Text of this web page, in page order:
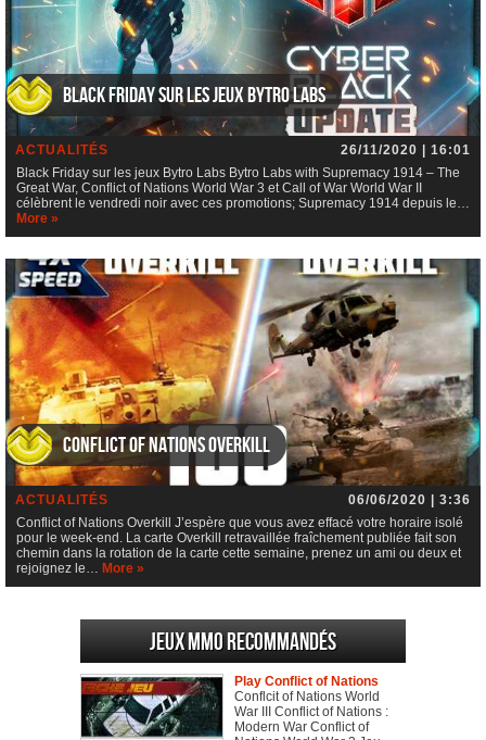
Black Friday sur les jeux Bytro Labs
ACTUALITÉS
26/11/2020 | 16:01
Black Friday sur les jeux Bytro Labs Bytro Labs with Supremacy 1914 – The
Great War, Conflict of Nations World War 3 et Call of War World War II
célèbrent le vendredi noir avec ces promotions; Supremacy 1914 depuis le…
More »
Conflict of Nations Overkill
ACTUALITÉS
06/06/2020 | 3:36
Conflict of Nations Overkill J’espère que vous avez effacé votre horaire isolé
pour le week-end. La carte Overkill retravaillée fraîchement publiée fait son
chemin dans la rotation de la carte cette semaine, prenez un ami ou deux et
rejoignez le… More »
Jeux MMO recommandés
Play Conflict of Nations
Conflcit of Nations World
War III Conflict of Nations :
Modern War Conflict of